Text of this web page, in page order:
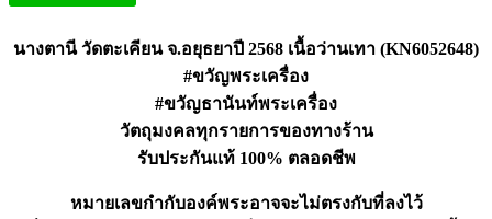
นางตานี วัดตะเคียน จ.อยุธยาปี 2568 เนื้อว่านเทา (KN6052648)
#ขวัญพระเครื่อง
#ขวัญธานันท์พระเครื่อง
วัตถุมงคลทุกรายการของทางร้าน
รับประกันแท้ 100% ตลอดชีพ
หมายเลขกำกับองค์พระอาจจะไม่ตรงกับที่ลงไว้